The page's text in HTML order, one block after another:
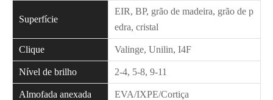
Superfície
EIR, BP, grão de madeira, grão de p
edra, cristal
Clique Valinge, Unilin, I4F
Nível de brilho 2-4, 5-8, 9-11
Almofada anexada EVA/IXPE/Cortiça